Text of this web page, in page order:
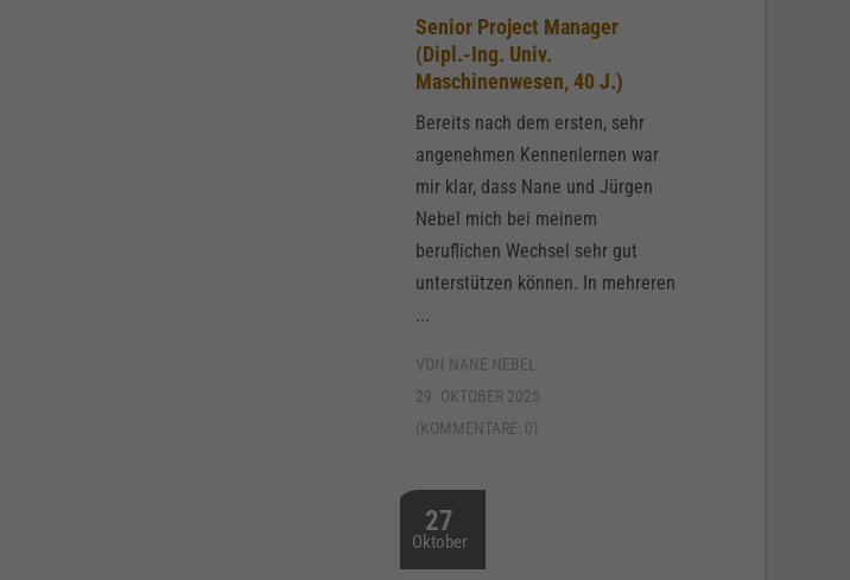
Senior Project Manager
(Dipl.-Ing. Univ.
Maschinenwesen, 40 J.)
Bereits nach dem ersten, sehr
angenehmen Kennenlernen war
mir klar, dass Nane und Jürgen
Nebel mich bei meinem
beruflichen Wechsel sehr gut
unterstützen können. In mehreren
...
VON NANE NEBEL
29. OKTOBER 2025
(KOMMENTARE: 0)
27
Oktober